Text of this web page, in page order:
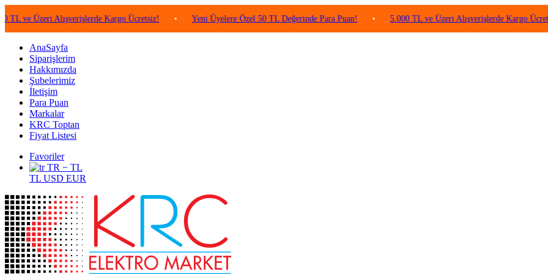
Üzeri Alışverişlerde Kargo Ücretsiz! • Yeni Üyelere Özel 50 TL Değerinde Para Puan! • 5.000 TL ve Üzeri Alışverişlerde Kargo Ücretsiz!
AnaSayfa
Siparişlerim
Hakkımızda
Şubelerimiz
İletişim
Para Puan
Markalar
KRC Toptan
Fiyat Listesi
Favoriler
TR − TL
TL USD EUR